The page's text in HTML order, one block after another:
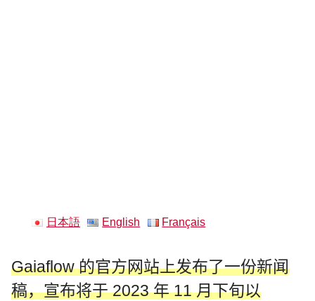
日本語 English Français
Gaiaflow 的官方网站上发布了一份新闻
稿，宣布将于 2023 年 11 月下旬以